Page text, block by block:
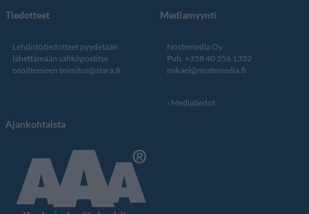
Tiedotteet
Lehdistötiedotteet pyydetään
lähettämään sähköpostitse
osoitteeseen toimitus@stara.fi
Mediamyynti
Nostemedia Oy
Puh. +358 40 356 1332
mikael@nostemedia.fi
Mediatiedot
Ajankohtaista